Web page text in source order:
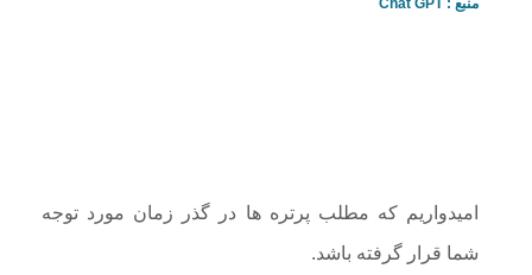
منبع : Chat GPT
امیدواریم که مطلب پرتره ها در گذر زمان مورد توجه
شما قرار گرفته باشد.